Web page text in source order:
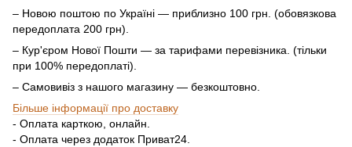
– Новою поштою по Україні — приблизно 100 грн. (обовязкова
передоплата 200 грн).
– Кур'єром Нової Пошти — за тарифами перевізника. (тільки
при 100% передоплаті).
– Самовивіз з нашого магазину — безкоштовно.
Більше інформації про доставку
- Оплата карткою, онлайн.
- Оплата через додаток Приват24.